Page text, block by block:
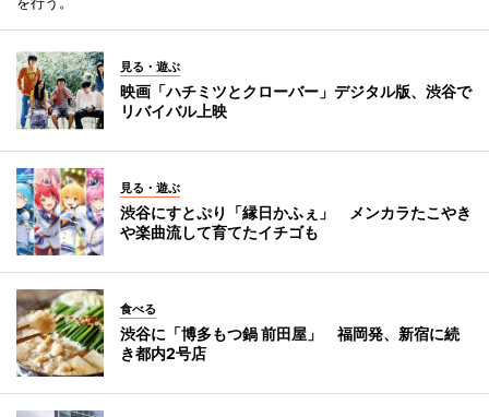
見る・遊ぶ
映画「ハチミツとクローバー」デジタル版、渋谷で
リバイバル上映
見る・遊ぶ
渋谷にすとぷり「縁日かふぇ」 メンカラたこやき
や楽曲流して育てたイチゴも
食べる
渋谷に「博多もつ鍋 前田屋」 福岡発、新宿に続
き都内2号店